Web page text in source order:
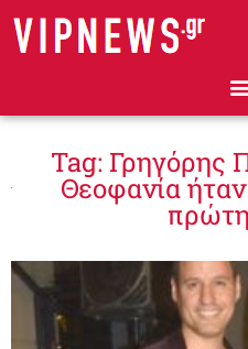
Tag: Γρηγόρης
Θεοφανία